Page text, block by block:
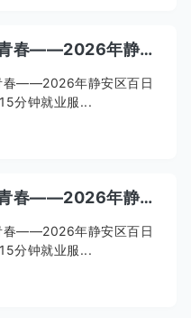
6月17日职引未来，筑梦青春——2026年静安区百日千万招聘专项活动暨静安寺街道15分钟就业服务圈专场招聘活动下午场（线下）
春——2026年静安区百日
分钟就业服...
6月17日职引未来，筑梦青春——2026年静安区百日千万招聘专项活动暨静安寺街道15分钟就业服务圈专场招聘活动上午场（线下）
春——2026年静安区百日
分钟就业服...